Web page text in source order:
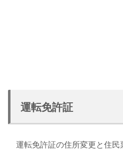
運転免許証
運転免許証の住所変更と住民